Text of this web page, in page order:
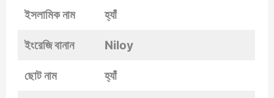
ইসলামিক নাম হ্যাঁ
ইংরেজি বানান Niloy
ছোট নাম হ্যাঁ